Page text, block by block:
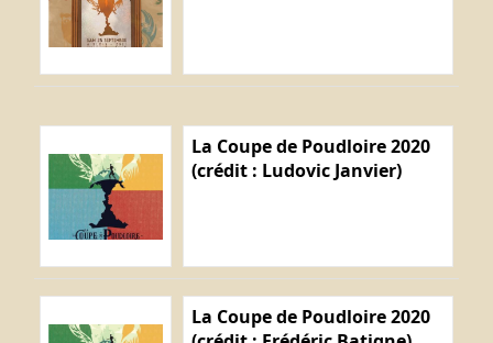
La Coupe de Poudloire 2020
(crédit : Ludovic Janvier)
La Coupe de Poudloire 2020